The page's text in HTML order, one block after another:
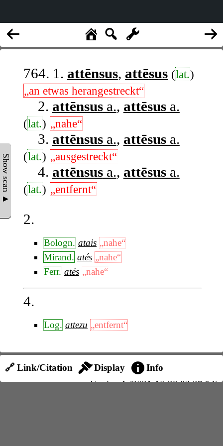
Show scan ▲
764. 1. attēnsus, attēsus (lat.)
„an etwas herangestreckt“
2. attēnsusa., attēsusa.
(lat.) „nahe“
3. attēnsusa., attēsusa.
(lat.) „ausgestreckt“
4. attēnsusa., attēsusa.
(lat.) „entfernt“
2.
Bologn. atais „nahe“
Mirand. atés „nahe“
Ferr. atés „nahe“
4.
Log. attezu „entfernt“
🔗 Link/Citation Display
Info
Version 1 (2021-10-28 03:37:54)